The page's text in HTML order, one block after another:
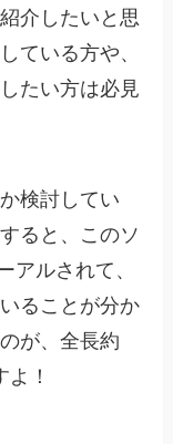
介したいと思
ている方や、
たい方は必見
検討してい
ると、このソ
ルされて、
ることが分か
が、全長約
！